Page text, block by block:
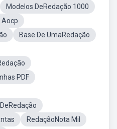
Modelos DeRedação 1000
Aocp
Base De UmaRedação
PDF
RedaçãoNota Mil